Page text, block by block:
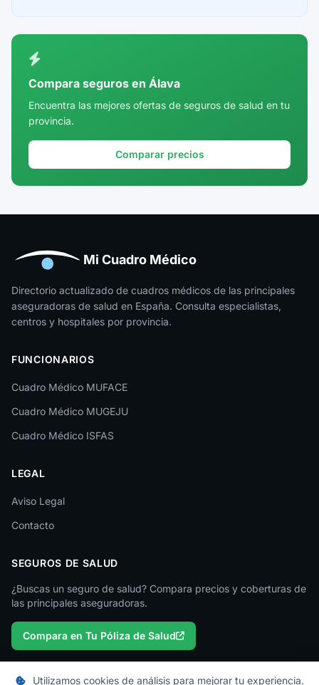
Córdoba
Cuenca
Girona
Huesca
Jaén
La Rioja
León
Lleida
Lugo
Málaga
Melilla
Murcia
Palencia
Pontevedra
Salamanca
Compara seguros en Álava
Encuentra las mejores ofertas de seguros de salud en tu
provincia.
Comparar precios
Mi Cuadro Médico
Directorio actualizado de cuadros médicos de las principales
aseguradoras de salud en España. Consulta especialistas,
centros y hospitales por provincia.
FUNCIONARIOS
Cuadro Médico MUFACE
Cuadro Médico MUGEJU
Cuadro Médico ISFAS
LEGAL
Aviso Legal
Contacto
SEGUROS DE SALUD
¿Buscas un seguro de salud? Compara precios y coberturas de
las principales aseguradoras.
Compara en Tu Póliza de Salud
Utilizamos cookies de análisis para mejorar tu experiencia.